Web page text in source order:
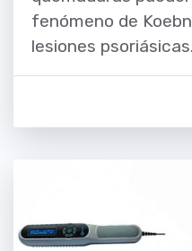
fenómeno de
lesiones psoriásicas.